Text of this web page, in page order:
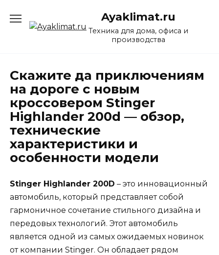
содержанию
Ayaklimat.ru
Техника для дома, офиса и
производства
Скажите да приключениям
на дороге с новым
кроссовером Stinger
Highlander 200d — обзор,
технические
характеристики и
особенности модели
Stinger Highlander 200D – это инновационный
автомобиль, который представляет собой
гармоничное сочетание стильного дизайна и
передовых технологий. Этот автомобиль
является одной из самых ожидаемых новинок
от компании Stinger. Он обладает рядом